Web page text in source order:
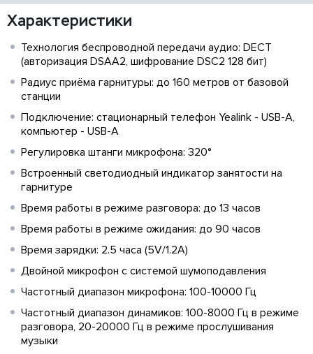
Характеристики
Технология беспроводной передачи аудио: DECT
(авторизация DSAA2, шифрование DSC2 128 бит)
Радиус приёма гарнитуры: до 160 метров от базовой
станции
Подключение: стационарный телефон Yealink - USB-A,
компьютер - USB-A
Регулировка штанги микрофона: 320°
Встроенный светодиодный индикатор занятости на
гарнитуре
Время работы в режиме разговора: до 13 часов
Время работы в режиме ожидания: до 90 часов
Время зарядки: 2.5 часа (5V/1.2A)
Двойной микрофон с системой шумоподавления
Частотный диапазон микрофона: 100-10000 Гц
Частотный диапазон динамиков: 100-8000 Гц в режиме
разговора, 20-20000 Гц в режиме прослушивания
музыки